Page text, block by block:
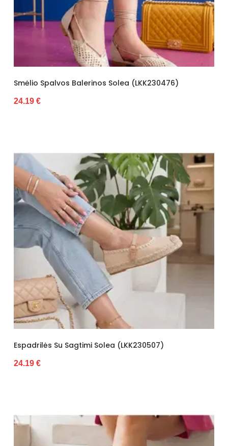
Smėlio Spalvos Balerinos Solea (LKK230476)
24.19 €
Espadrilės Su Sagtimi Solea (LKK230507)
24.19 €